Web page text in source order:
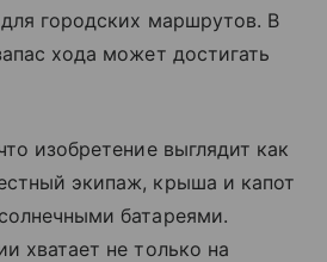
городских маршрутов. В
хода может достигать
изобретение выглядит как
экипаж, крыша и капот
батареями.
хватает не только на